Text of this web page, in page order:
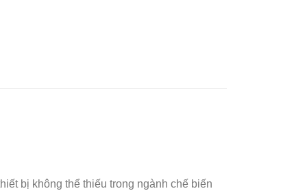
bị không thể thiếu trong ngành chế biến